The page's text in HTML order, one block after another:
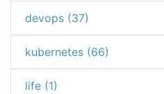
devops (37)
kubernetes (66)
life (1)